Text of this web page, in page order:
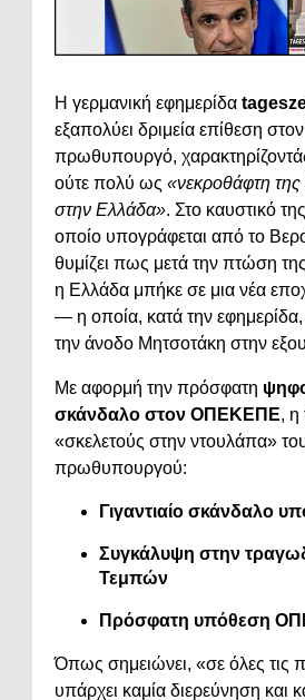
Η γερμανική εφημερίδα
εξαπολύει δριμεία επίθεση
πρωθυπουργό,
ούτε πολύ ως «νεκροθάφτη της
στην Ελλάδα». Στο καυστικό
οποίο υπογράφεται από το
θυμίζει πως μετά την πτώση
η Ελλάδα μπήκε σε μια νέα
— η οποία, κατά την εφημερίδα,
την άνοδο Μητσοτάκη στην
Με αφορμή την πρόσφατη
σκάνδαλο στον ΟΠΕΚΕΠΕ, η
«σκελετούς στην ντουλάπα»
πρωθυπουργού:
Γιγαντιαίο σκάνδαλο
Συγκάλυψη στην
Τεμπών
Πρόσφατη υπόθεση
Όπως σημειώνει, «σε όλες τις
υπάρχει καμία διερεύνηση και